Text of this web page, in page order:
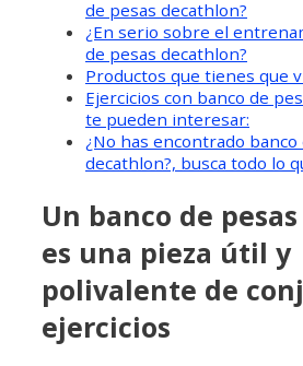
de pesas decathlon?
¿En serio sobre el
de pesas decathlon?
Productos que tienes que
Ejercicios con banco de
te pueden interesar:
¿No has encontrado banco
decathlon?, busca todo lo
Un banco de
es una pieza útil y
polivalente de
ejercicios